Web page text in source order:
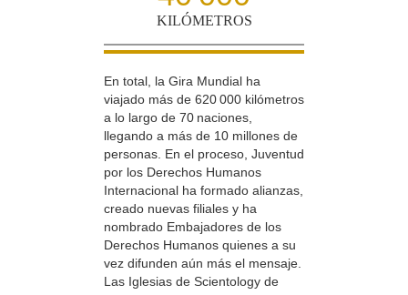
KILÓMETROS
En total, la Gira Mundial ha
viajado más de 620 000 kilómetros
a lo largo de 70 naciones,
llegando a más de 10 millones de
personas. En el proceso, Juventud
por los Derechos Humanos
Internacional ha formado alianzas,
creado nuevas filiales y ha
nombrado Embajadores de los
Derechos Humanos quienes a su
vez difunden aún más el mensaje.
Las Iglesias de Scientology de